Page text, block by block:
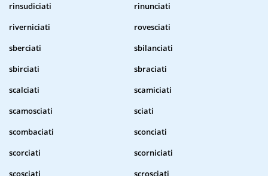
rinsudiciati
rinunciati
riverniciati
rovesciati
sberciati
sbilanciati
sbirciati
sbraciati
scalciati
scamiciati
scamosciati
sciati
scombaciati
sconciati
scorciati
scorniciati
scosciati
scrosciati